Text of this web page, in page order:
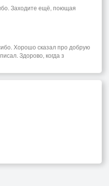
Заходите ещё, поющая
Хорошо сказал про добрую
Здорово, когда з